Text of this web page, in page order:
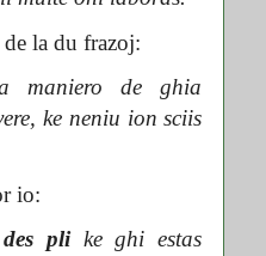
la du frazoj:
de ghia
ke neniu ion sciis
io:
des plike ghi estas